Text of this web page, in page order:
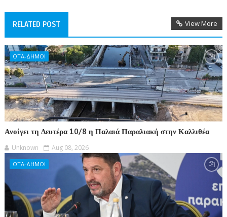
RELATED POST View More
ΟΤΑ-ΔΗΜΟΙ
Ανοίγει τη Δευτέρα 10/8 η Παλαιά Παραλιακή στην Καλλιθέα
Unknown Aug 08, 2026
ΟΤΑ-ΔΗΜΟΙ